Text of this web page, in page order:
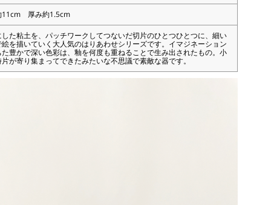
11cm 厚み約1.5cm
た粘土を、パッチワークしてつないだ切片のひとつひとつに、細い
を描いていく大人気のはりあわせシリーズです。イマジネーション
豊かで深い色彩は、釉を何度も重ねることで生み出されたもの。小
が寄り集まってできたみたいな不思議で素敵な器です。